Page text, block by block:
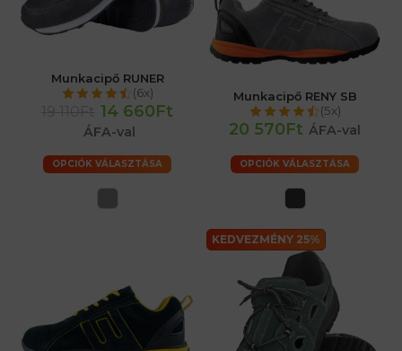
Munkacipő RUNER
(6x)
14 660Ft
ÁFA-val
OPCIÓK VÁLASZTÁSA
Munkacipő RENY SB
(5x)
20 570Ft ÁFA-val
OPCIÓK VÁLASZTÁSA
KEDVEZMÉNY 25%